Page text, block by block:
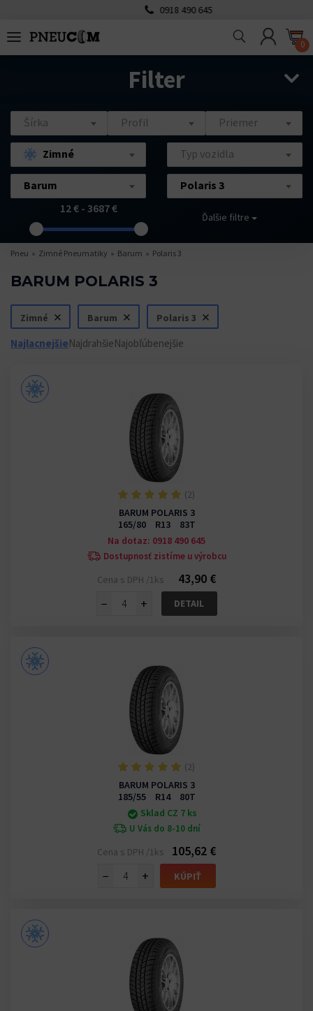
0918 490 645
0
Filter
Šírka Profil Priemer
Zimné Typ vozidla
Barum
Polaris 3
12 € - 3687 €
Ďalšie filtre
Pneu Zimné Pneumatiky Barum Polaris 3
BARUM POLARIS 3
Zimné Barum Polaris 3
NajlacnejšieNajdrahšieNajobľúbenejšie
(2)
BARUM POLARIS 3
165/80 R13 83T
Na dotaz: 0918 490 645
Dostupnosť zistíme u výrobcu
Cena s DPH /1ks
43,90 €
−
+ DETAIL
(2)
BARUM POLARIS 3
185/55 R14 80T
Sklad CZ 7 ks
U Vás do 8-10 dní
Cena s DPH /1ks
105,62 €
−
+ KÚPIŤ